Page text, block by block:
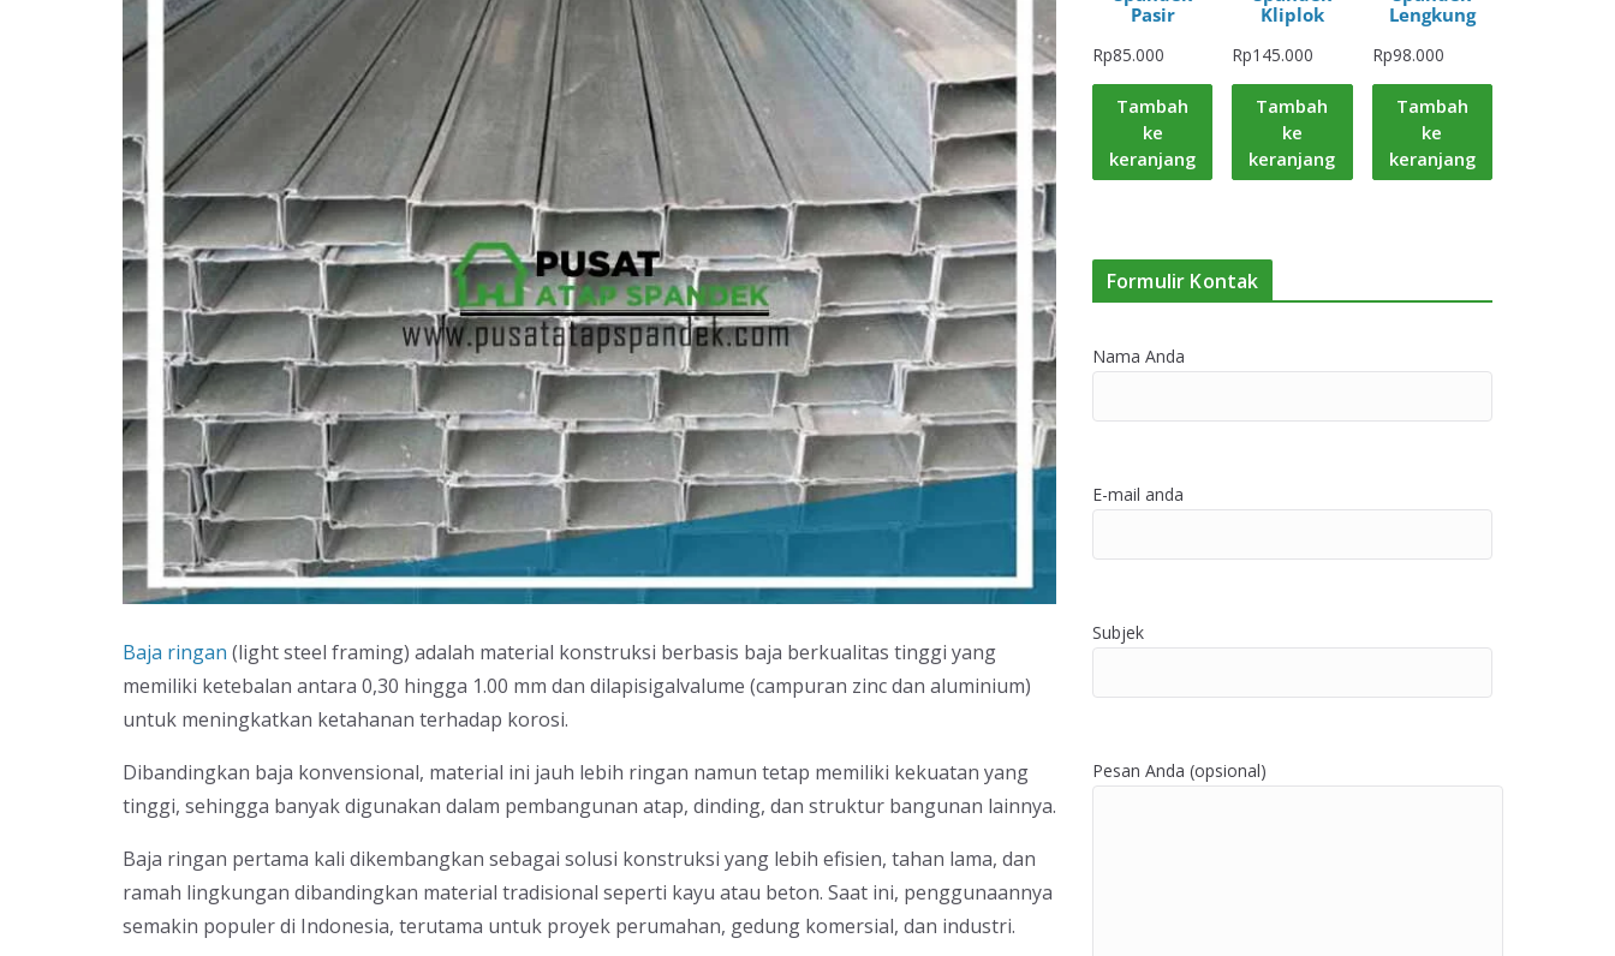
Baja ringan (light steel framing) adalah material konstruksi berbasis baja berkualitas tinggi yang
memiliki ketebalan antara 0,30 hingga 1.00 mm dan dilapisigalvalume (campuran zinc dan aluminium)
untuk meningkatkan ketahanan terhadap korosi.
Dibandingkan baja konvensional, material ini jauh lebih ringan namun tetap memiliki kekuatan yang
tinggi, sehingga banyak digunakan dalam pembangunan atap, dinding, dan struktur bangunan lainnya.
Baja ringan pertama kali dikembangkan sebagai solusi konstruksi yang lebih efisien, tahan lama, dan
ramah lingkungan dibandingkan material tradisional seperti kayu atau beton. Saat ini, penggunaannya
semakin populer di Indonesia, terutama untuk proyek perumahan, gedung komersial, dan industri.
Pasir
Rp85.000
Tambah
ke
keranjang
Kliplok
Rp145.000
Tambah
ke
keranjang
Lengkung
Rp98.000
Tambah
ke
keranjang
Formulir Kontak
Nama Anda
E-mail anda
Subjek
Pesan Anda (opsional)